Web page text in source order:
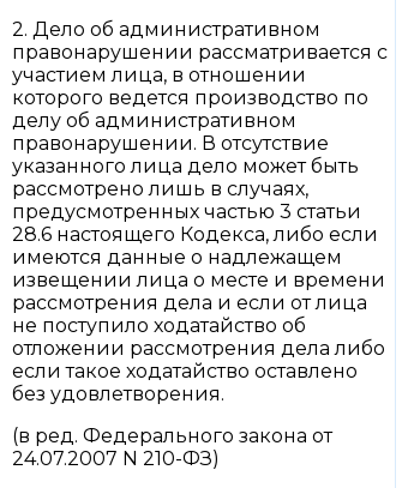
2. Дело об административном
правонарушении рассматривается с
участием лица, в отношении
которого ведется производство по
делу об административном
правонарушении. В отсутствие
указанного лица дело может быть
рассмотрено лишь в случаях,
предусмотренных частью 3 статьи
28.6 настоящего Кодекса, либо если
имеются данные о надлежащем
извещении лица о месте и времени
рассмотрения дела и если от лица
не поступило ходатайство об
отложении рассмотрения дела либо
если такое ходатайство оставлено
без удовлетворения.
(в ред. Федерального закона от
24.07.2007 N 210-ФЗ)